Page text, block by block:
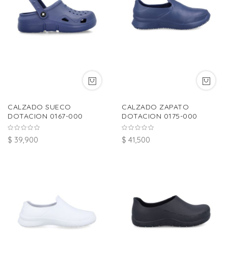
CALZADO SUECO
DOTACION 0167-000
$ 39,900
CALZADO ZAPATO
DOTACION 0175-000
$ 41,500